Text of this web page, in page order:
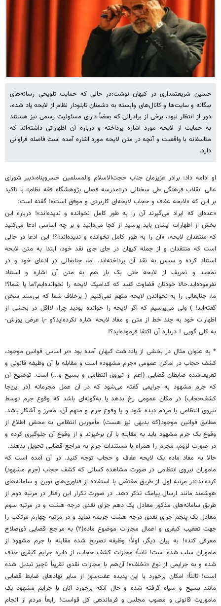
حسین شریعتمداری در کیهان نوشت:در حالی که حمایت تلویحی رسانه‌های
بیگانه و سایت‌ها و کانال‌های وابسته به دشمنان تابلودار نظام از لایحه یاد شده،
دور از انتظار نبود، برخی از برادرانی که بعضاً دارای مسئولیت رسمی نیز هستند
به حمایت از لایحه مورد ‌اشاره پرداخته و درباره آن اظهاراتی داشته‌اند که
متاسفانه با واقعیت و آنچه در متن لایحه مورد ‌اشاره آمده است فاصله فراوانی
دارد.
او ادامه داد: برادر عزیزمان جناب حجت‌الاسلام والمسلمین خسروپناه،دبیر شورای
عالی انقلاب فرهنگی طی سخنانی در«مدرسه فصلی پژوهشگاه فقه نظام» با تاکید
بر این که «‌لایحه عفاف و حجاب لایحه‌ای کاربردی و موفق است‌»! گفته است:
«‌عده‌ای که ایراد می‌گیرند آن را به طور کامل نخوانده و ندیده‌اند»! درباره این
بخش از اظهارات ایشان باید پرسید از کجا می‌دانید و بر چه اساسی ادعا می‌کنید
که منتقدان لایحه، «‌آن را به طور کامل نخوانده و ندیده‌اند»؟! این ادعا در حالی
است که منتقدان و از جمله کیهان در جای جای نقد خود، ابتدا به متن لایحه
استناد کرده و سپس به نقد آن پرداخته‌اند. اما، جنابعالی در ادعای خود و در
تمجید و تعریف از لایحه حتی بک بار هم به متن آن ‌اشاره و استناد
نفرموده‌اید.حالا خودتان قضاوت کنید که کدامیک لایحه را نخوانده‌ایم؟ما یا شما؟!
ما، جنابعالی را به نخواندن لایحه متهم نمی‌کنیم ( برخلاف شما که بی‌سند سخن
گفته‌اید! )‌ ولی می‌پرسیم که اگر لایحه را خوانده بودید چرا، لااقل در بخشی از
اظهارات خود به چند خط از متن و مفاد لایحه ‌اشاره نکرده‌اید؟و -‌با عرض پوزش-
به کلی‌ گویی ! درباره آن اکتفا فرموده‌اید؟!
* به عنوان مثال در بخشی از یادداشت کیهان آمده بود «‌بر اساس قوانین موجود،
کشف حجاب در اماکن عمومی «جرم مشهود» است و مقابله با آن وظیفه قانونی و
تعریف‌شده ضابطان قضایی (اعم از نیروی انتظامی و بسیج و...) است. توضیح آن
که جرم مشهود به جرایمی گفته می‌شود که در آن عمل مجرمانه (در این‌جا
کشف‌حجاب‌) در مکان عمومی رخ بدهد یا به‌گونه‌ای باشد که وقوع جرم توسط
نیروی انتظامی یا مردم دیده شود و یا وقوع جرم و متهم آن، محرز و آشکار باشد.
مطابق قوانین موجود(که بدیهی نیز هست‌) مأمورین انتظامی به محض اطلاع از
وقوع یک جرم مشهود باید به مقابله با آن برخیزند و از وقوع آن جلوگیری کرده و
در صورت لزوم، مجرم را همراه با مستندات جرم به مراجع قضایی تحویل بدهند.
حالا به مفاد ماده یک لایحه عفاف و حجاب توجه کنید. در آن آمده است که
ماموران نیروی انتظامی در صورت مشاهده کسانی که کشف حجاب (جرم مشهود)
کرده‌اند«‌در مرتبه اول از طریق مقتضی با استفاده از فناوری‌های نوین و سامانه‌های
هوشمند مانند ارسال پیامک تذکر دهد. در صورت تکرار این رفتار در مرتبه دوم از
طریق سامانه‌های مذکور معادل یک دهم جزای نقدی درجه هشت و در مرتبه سوم
معادل یک پنجم جزای نقدی درجه هشت جریمه نماید و در مرتبه چهارم مرتکب را
جهت تعقیب کیفری و اعمال مجازات موضوع ماده(۲) به مراجع قضایی ذی‌صلاح
معرفی کند»! به بیان دیگر، اولاً؛ وظیفه تصریح شده مقابله با جرم مشهود از
ماموران سلب شده است! ثانیاً؛ مجازات کشف حجاب، از دایره جرایم کیفری حذف
شده و به جرایمی از نوع «تخلف‌»! آن‌هم با مجازات نقدی تقریباً ناچیز تبدیل شده
است! ثالثاً؛ امکان برخورد با این پدیده عفت‌سوز از سایر نهادهای ضابط قضایی
مانند بسیج و سپاه گرفته شده و حال آنکه برخورد آنان با جرایم مشهود یک
ماموریت قانونی و مصوب مجلس و فرماندهی کل قواست! رابعاً مردم از انجام